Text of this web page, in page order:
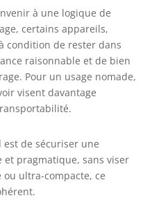
réservoir de 15L,
ainsi que des
roues de
transport à
roulement à billes
✅ PERFORMANCE
EXCEPTIONNELLE :
Le générateur de
un générateur
électrique très
puissant avec une
puissance
maximale de
à une logique de
certains appareils,
condition de rester dans
raisonnable et de bien
Pour un usage nomade,
visent davantage
de sécuriser une
pragmatique, sans viser
ultra-compacte, ce